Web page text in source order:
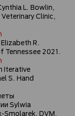
L. Bowlin,
Clinic,
R.
Tennessee 2021.
Iterative
S. Hand
Sylwia
Smolarek, DVM.